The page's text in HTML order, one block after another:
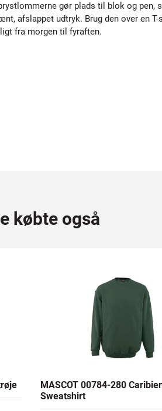
gør plads til blok og pen,
afslappet udtryk. Brug den over en
fra morgen til fyraften.
købte også
MASCOT 00784-280
Sweatshirt